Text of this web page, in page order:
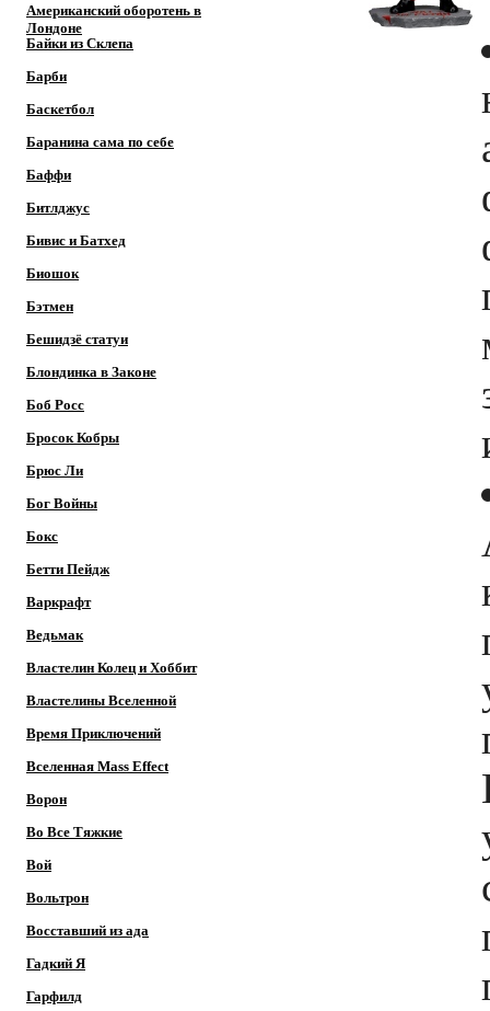
Американский оборотень в
Лондоне
Байки из Склепа
Барби
Баскетбол
Баранина сама по себе
Баффи
Битлджус
Бивис и Батхед
Биошок
Бэтмен
Бешидзё статуи
Блондинка в Законе
Боб Росс
Бросок Кобры
Брюс Ли
Бог Войны
Бокс
Бетти Пейдж
Варкрафт
Ведьмак
Властелин Колец и Хоббит
Властелины Вселенной
Время Приключений
Вселенная Mass Effect
Ворон
Во Все Тяжкие
Вой
Вольтрон
Восставший из ада
Гадкий Я
Гарфилд